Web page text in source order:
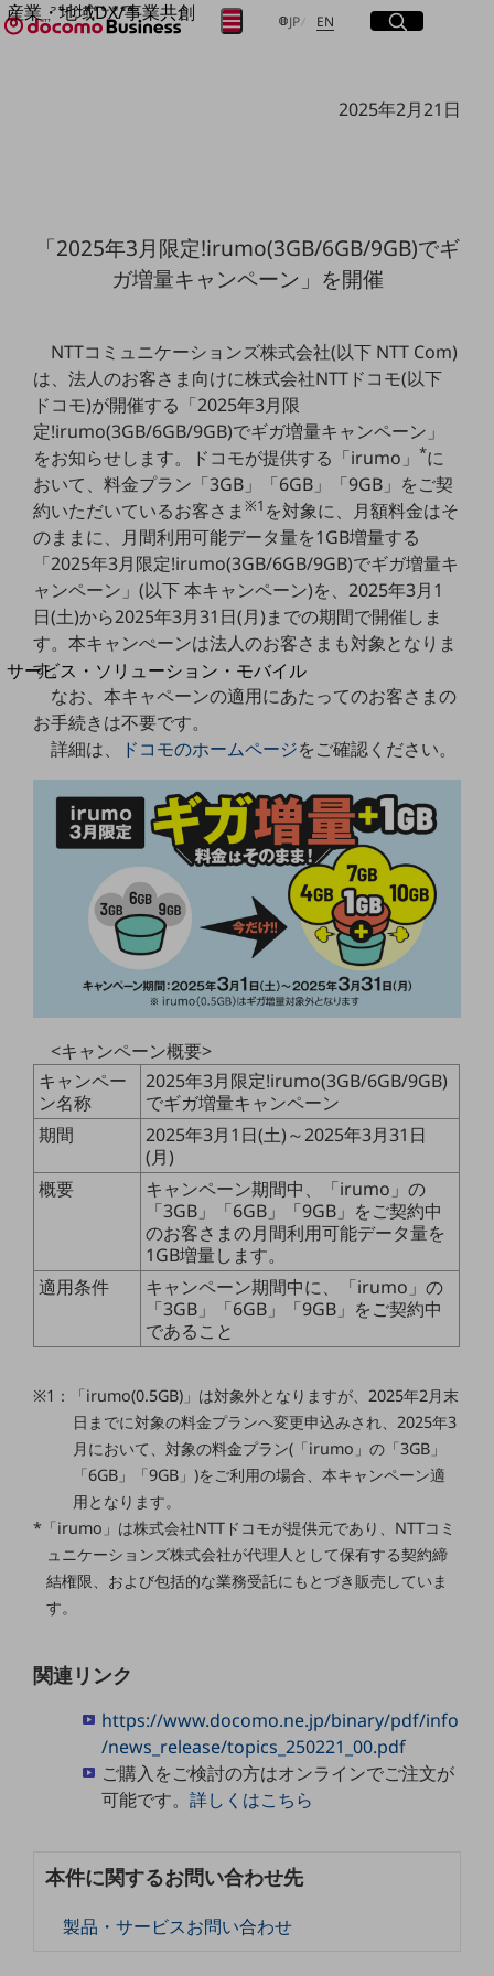
産業・地域DX/事業共創
OPEN HUB for Plural Futures
産業・地域DXプラットフォーマーとして
企業と地域が持続成長する社会を目指します
Smart Healthcare
Smart Industry
Smart Mobility
Smart Worksite
生成AI(Generative AI)
地域の取り組み
地域社会を支える皆さまと地域課題の解決や
地域経済のさらなる活性化に取り組みます
自治体・地域社会との共創
LGPF(Local Government Platform)
別ウィンドウで開きます
サービス・ソリューション・モバイル
サービス・ソリューションTOP
DXに関する課題を解決する
サービス・ソリューションをご紹介
カテゴリーで探す
カテゴリーで探すTOP
ネットワーク・モバイル
クラウド・データセンター
電話・映像コミュニケーション
データ利活用
業務支援・マーケティング
課題・ニーズで探す
課題・ニーズで探すTOP
コミュニケーション・情報共有
業務効率化
職場環境整備
地域共創・地方創生
セキュリティ対策
遠隔監視
顧客体験（CX）改善
業種・業態で探す
業種・業態で探すTOP
一次産業
JP日本語
EN Englishサイト内検索
開く
メニュー
開く
取り組みを検索
2025年2月21日
「2025年3月限定!irumo(3GB/6GB/9GB)でギ
ガ増量キャンペーン」を開催
NTTコミュニケーションズ株式会社(以下 NTT Com)
は、法人のお客さま向けに株式会社NTTドコモ(以下
ドコモ)が開催する「2025年3月限
定!irumo(3GB/6GB/9GB)でギガ増量キャンペーン」
をお知らせします。ドコモが提供する「irumo」*に
おいて、料金プラン「3GB」「6GB」「9GB」をご契
約いただいているお客さま※1 を対象に、月額料金はそ
のままに、月間利用可能データ量を1GB増量する
「2025年3月限定!irumo(3GB/6GB/9GB)でギガ増量キ
ャンペーン」(以下 本キャンペーン)を、2025年3月1
日(土)から2025年3月31日(月)までの期間で開催しま
す。本キャンぺーンは法人のお客さまも対象となりま
す。
なお、本キャペーンの適用にあたってのお客さまの
お手続きは不要です。
詳細は、
ドコモのホームページをご確認ください。
<キャンペーン概要>
キャンペー
ン名称
2025年3月限定!irumo(3GB/6GB/9GB)
でギガ増量キャンペーン
期間
2025年3月1日(土)～2025年3月31日
(月)
概要
キャンペーン期間中、「irumo」の
「3GB」「6GB」「9GB」をご契約中
のお客さまの月間利用可能データ量を
1GB増量します。
適用条件
キャンペーン期間中に、「irumo」の
「3GB」「6GB」「9GB」をご契約中
であること
※1：「irumo(0.5GB)」は対象外となりますが、2025年2月末
日までに対象の料金プランへ変更申込みされ、2025年3
月において、対象の料金プラン(「irumo」の「3GB」
「6GB」「9GB」)をご利用の場合、本キャンペーン適
用となります。
*「irumo」は株式会社NTTドコモが提供元であり、NTTコミ
ュニケーションズ株式会社が代理人として保有する契約締
結権限、および包括的な業務受託にもとづき販売していま
す。
関連リンク
https://www.docomo.ne.jp/binary/pdf/info
/news_release/topics_250221_00.pdf
ご購入をご検討の方はオンラインでご注文が
可能です。詳しくはこちら
本件に関するお問い合わせ先
製品・サービスお問い合わせ